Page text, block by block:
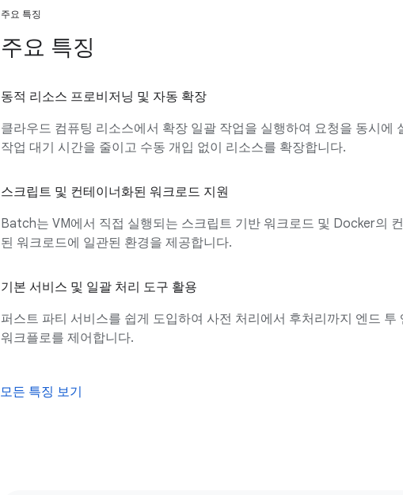
주요 특징
주요 특징
동적 리소스 프로비저닝 및 자동 확장
클라우드 컴퓨팅 리소스에서 확장 일괄 작업을 실행하여 요청을 동시에
작업 대기 시간을 줄이고 수동 개입 없이 리소스를 확장합니다.
스크립트 및 컨테이너화된 워크로드 지원
Batch는 VM에서 직접 실행되는 스크립트 기반 워크로드 및 Docker의
된 워크로드에 일관된 환경을 제공합니다.
기본 서비스 및 일괄 처리 도구 활용
퍼스트 파티 서비스를 쉽게 도입하여 사전 처리에서 후처리까지 엔드 투
워크플로를 제어합니다.
모든 특징 보기